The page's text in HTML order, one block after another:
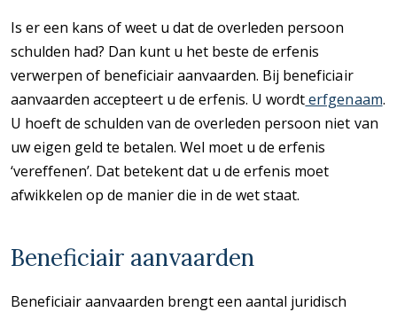
Is er een kans of weet u dat de overleden persoon
schulden had? Dan kunt u het beste de erfenis
verwerpen of beneficiair aanvaarden. Bij beneficiair
aanvaarden accepteert u de erfenis. U wordterfgenaam.
U hoeft de schulden van de overleden persoon niet van
uw eigen geld te betalen. Wel moet u de erfenis
‘vereffenen’. Dat betekent dat u de erfenis moet
afwikkelen op de manier die in de wet staat.
Beneficiair aanvaarden
Beneficiair aanvaarden brengt een aantal juridisch